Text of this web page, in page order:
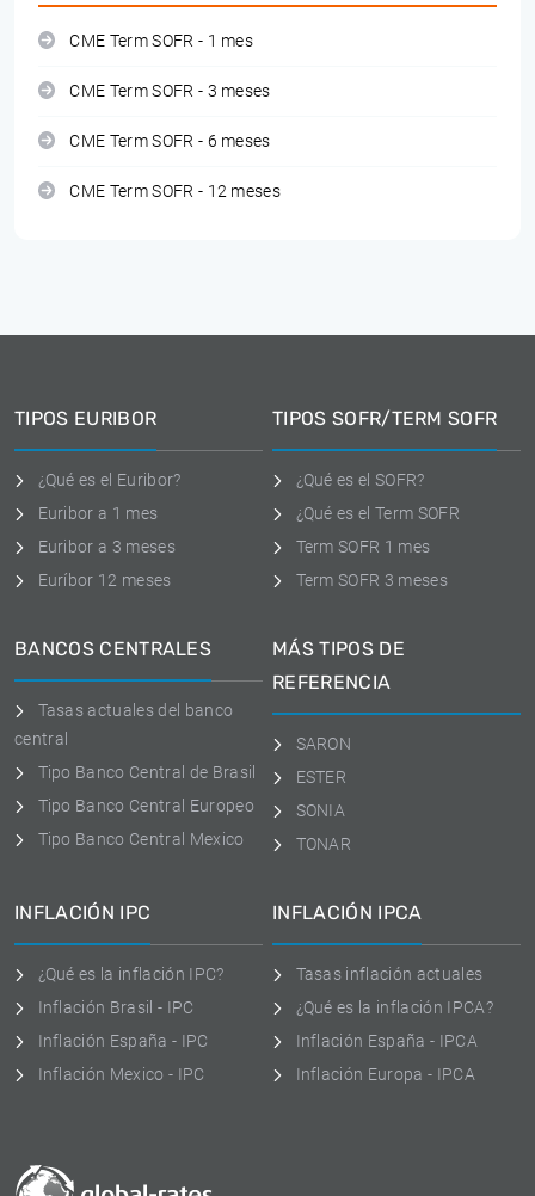
CME Term SOFR - 1 mes
CME Term SOFR - 3 meses
CME Term SOFR - 6 meses
CME Term SOFR - 12 meses
TIPOS EURIBOR
¿Qué es el Euribor?
Euribor a 1 mes
Euribor a 3 meses
Euríbor 12 meses
TIPOS SOFR/TERM SOFR
¿Qué es el SOFR?
¿Qué es el Term SOFR
Term SOFR 1 mes
Term SOFR 3 meses
BANCOS CENTRALES
Tasas actuales del banco
central
Tipo Banco Central de Brasil
Tipo Banco Central Europeo
Tipo Banco Central Mexico
MÁS TIPOS DE
REFERENCIA
SARON
ESTER
SONIA
TONAR
INFLACIÓN IPC
¿Qué es la inflación IPC?
Inflación Brasil - IPC
Inflación España - IPC
Inflación Mexico - IPC
INFLACIÓN IPCA
Tasas inflación actuales
¿Qué es la inflación IPCA?
Inflación España - IPCA
Inflación Europa - IPCA